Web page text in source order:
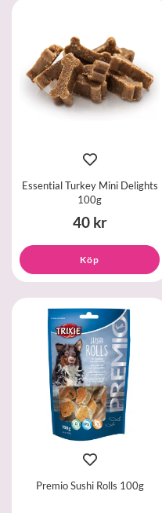
Essential Turkey Mini Delights
100g
40 kr
Köp
Premio Sushi Rolls 100g